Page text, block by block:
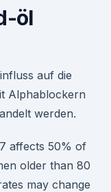
öl
auf die
Alphablockern
werden.
affects 50% of
older than 80
may change